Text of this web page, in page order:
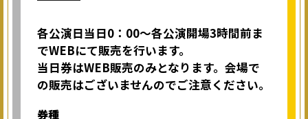
各公演日当日0：00～各公演開場3時間前ま
でWEBにて販売を行います。
当日券はWEB販売のみとなります。会場で
の販売はございませんのでご注意ください。
券種